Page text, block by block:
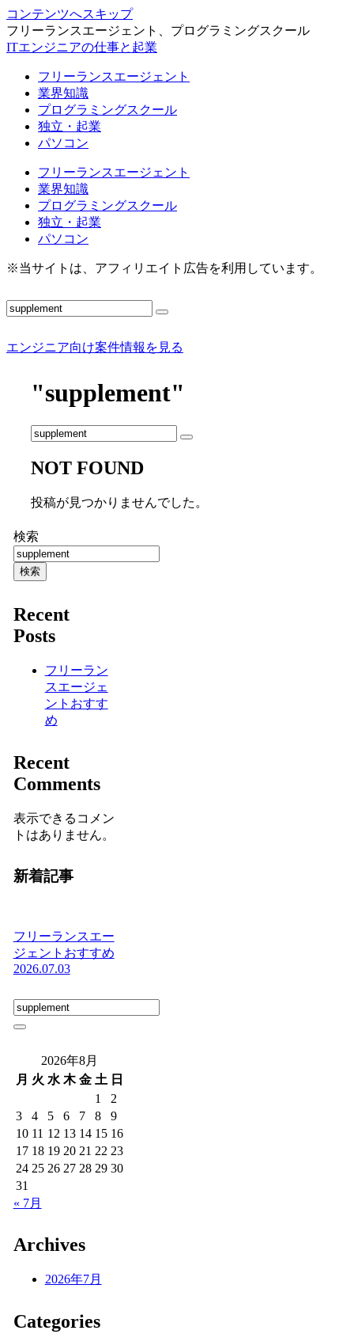
コンテンツへスキップ
フリーランスエージェント、プログラミングスクール
ITエンジニアの仕事と起業
フリーランスエージェント
業界知識
プログラミングスクール
独立・起業
パソコン
フリーランスエージェント
業界知識
プログラミングスクール
独立・起業
パソコン
※当サイトは、アフィリエイト広告を利用しています。
エンジニア向け案件情報を見る
"supplement"
NOT FOUND
投稿が見つかりませんでした。
検索
検索
Recent
Posts
フリーラン
スエージェ
ントおすす
め
Recent
Comments
表示できるコメン
トはありません。
新着記事
フリーランスエー
ジェントおすすめ
2026.07.03
2026年8月
月 火 水 木 金 土 日
1
2
3
4 5 6 7 8
9
10 11 12 13 14 15 16
17 18 19 20 21 22 23
24 25 26 27 28 29 30
31
« 7月
Archives
2026年7月
Categories